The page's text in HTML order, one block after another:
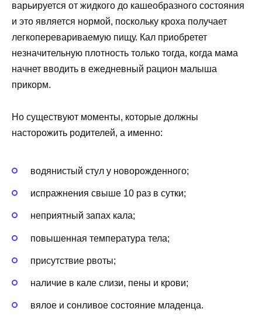
варьируется от жидкого до кашеобразного состояния
и это является нормой, поскольку кроха получает
легкоперевариваемую пищу. Кал приобретет
незначительную плотность только тогда, когда мама
начнет вводить в ежедневный рацион малыша
прикорм.
Но существуют моменты, которые должны
насторожить родителей, а именно:
водянистый стул у новорожденного;
испражнения свыше 10 раз в сутки;
неприятный запах кала;
повышенная температура тела;
присутствие рвоты;
наличие в кале слизи, пены и крови;
вялое и сонливое состояние младенца.